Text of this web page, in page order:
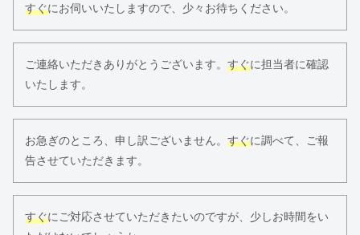
すぐにお伺いいたしますので、少々お待ちください。
ご連絡いただきありがとうございます。 すぐに担当者に確認
いたします。
お急ぎのところ、申し訳ございません。 すぐに調べて、ご報
告させていただきます。
すぐにご対応させていただきたいのですが、少しお時間をい